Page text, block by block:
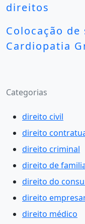
direitos
Colocação
Cardiopatia
Categorias
direito civil
direito
direito criminal
direito de
direito do
direito
direito médico